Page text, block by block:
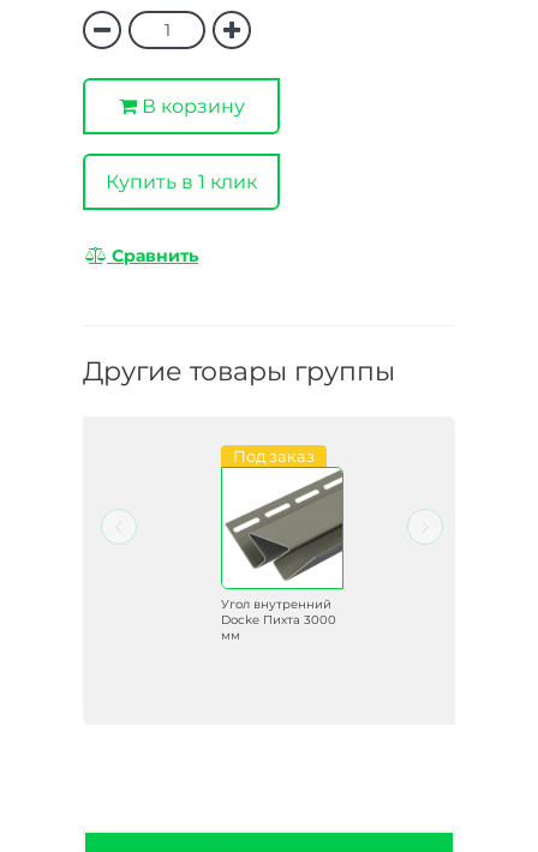
В корзину
Купить в 1 клик
Сравнить
Другие товары группы
Под заказ
Угол внутренний
Docke Пихта 3000
мм